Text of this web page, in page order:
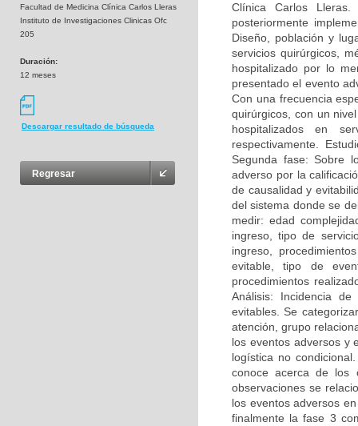
Facultad de Medicina Clínica Carlos Lleras
Instituto de Investigaciones Clinicas Ofc
205
Duración:
12 meses
Descargar resultado de búsqueda
Regresar
Clínica Carlos
posteriormente
Diseño, población y
servicios quirúrgicos,
hospitalizado por lo
presentado el evento
Con una frecuencia
quirúrgicos, con un
hospitalizados en
respectivamente.
Segunda fase: Sobre
adverso por la
de causalidad y
del sistema donde se
medir: edad
ingreso, tipo de
ingreso,
evitable, tipo de
procedimientos
Análisis: Incidencia
evitables. Se
atención, grupo
los eventos adversos y
logística no
conoce acerca de los
observaciones se
los eventos adversos
finalmente la fase 3